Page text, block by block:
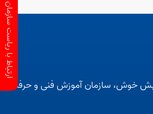
خوش، سازمان آموزش فنی و حرفه
ارتباط با ریاست سازمان